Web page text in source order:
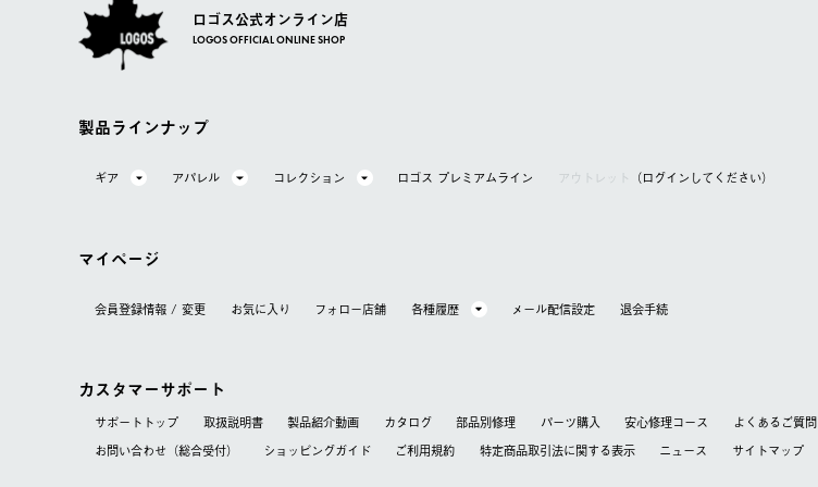
ロゴス公式オンライン店
LOGOS OFFICIAL ONLINE SHOP
製品ラインナップ
ギア アパレル コレクション ロゴス プレミアムライン アウトレット （ログインしてください）
マイページ
会員登録情報 / 変更 お気に⼊り フォロー店舗 各種履歴 メール配信設定 退会⼿続
カスタマーサポート
サポートトップ 取扱説明書 製品紹介動画 カタログ 部品別修理 パーツ購入 安心修理コース
よくあるご質問
お問い合わせ（総合受付）
ショッピングガイド ご利用規約 特定商品取引法に関する表⽰ ニュース サイトマップ